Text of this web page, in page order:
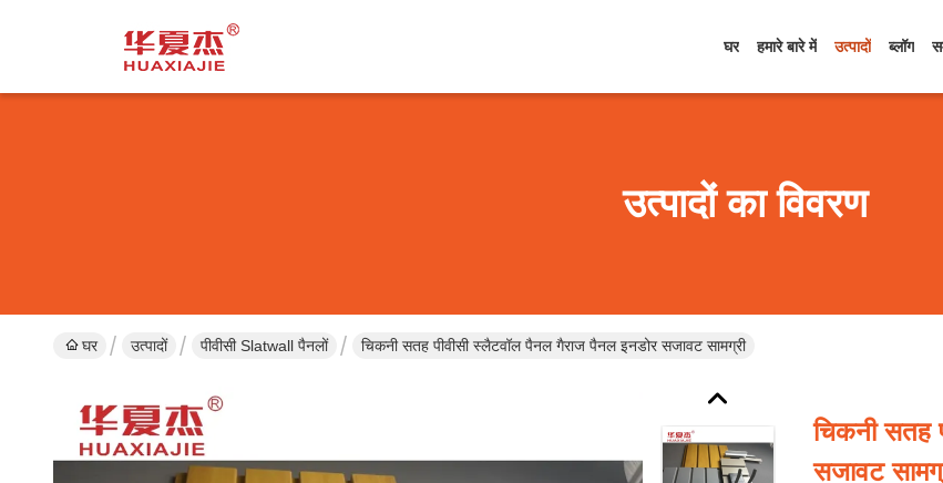
घर हमारे बारे में उत्पादों ब्लॉग
उत्पादों का विवरण
घर उत्पादों पीवीसी Slatwall पैनलों चिकनी सतह पीवीसी स्लैटवॉल पैनल गैराज पैनल इनडोर सजावट सामग्री
चिकनी सतह
सजावट